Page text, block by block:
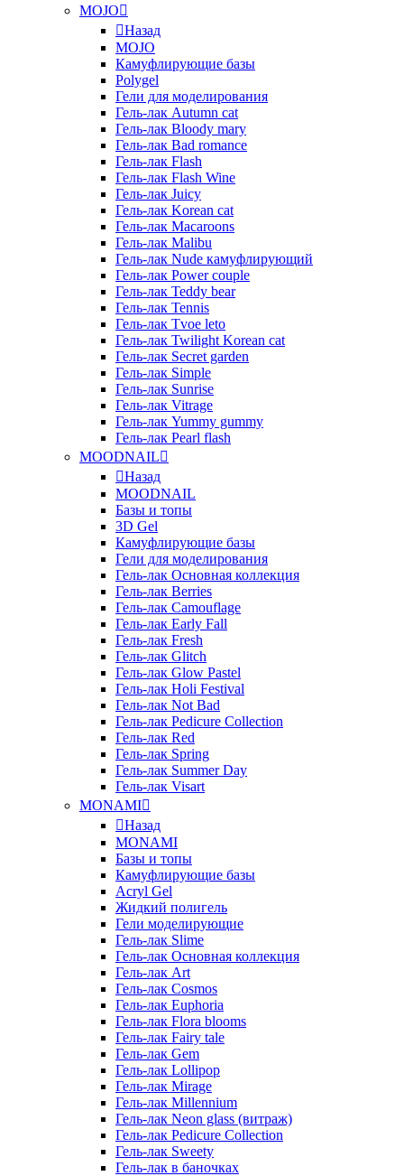
MOJO
Назад
MOJO
Камуфлирующие базы
Polygel
Гели для моделирования
Гель-лак Autumn cat
Гель-лак Bloody mary
Гель-лак Bad romance
Гель-лак Flash
Гель-лак Flash Wine
Гель-лак Juicy
Гель-лак Korean cat
Гель-лак Macaroons
Гель-лак Malibu
Гель-лак Nude камуфлирующий
Гель-лак Power couple
Гель-лак Teddy bear
Гель-лак Tennis
Гель-лак Tvoe leto
Гель-лак Twilight Korean cat
Гель-лак Secret garden
Гель-лак Simple
Гель-лак Sunrise
Гель-лак Vitrage
Гель-лак Yummy gummy
Гель-лак Pearl flash
MOODNAIL
Назад
MOODNAIL
Базы и топы
3D Gel
Камуфлирующие базы
Гели для моделирования
Гель-лак Основная коллекция
Гель-лак Berries
Гель-лак Camouflage
Гель-лак Early Fall
Гель-лак Fresh
Гель-лак Glitch
Гель-лак Glow Pastel
Гель-лак Holi Festival
Гель-лак Not Bad
Гель-лак Pedicure Collection
Гель-лак Red
Гель-лак Spring
Гель-лак Summer Day
Гель-лак Visart
MONAMI
Назад
MONAMI
Базы и топы
Камуфлирующие базы
Acryl Gel
Жидкий полигель
Гели моделирующие
Гель-лак Slime
Гель-лак Основная коллекция
Гель-лак Art
Гель-лак Cosmos
Гель-лак Euphoria
Гель-лак Flora blooms
Гель-лак Fairy tale
Гель-лак Gem
Гель-лак Lollipop
Гель-лак Mirage
Гель-лак Millennium
Гель-лак Neon glass (витраж)
Гель-лак Pedicure Collection
Гель-лак Sweety
Гель-лак в баночках